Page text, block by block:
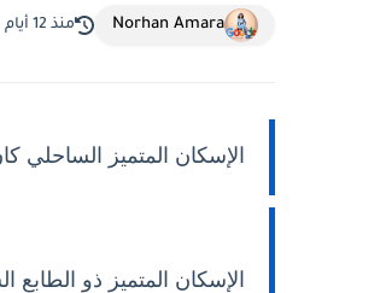
Norhan Amara منذ 12 أيام
الإسكان المتميز الساحلي
الإسكان المتميز ذو